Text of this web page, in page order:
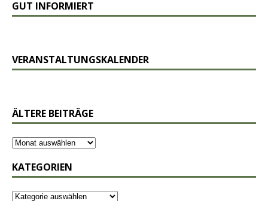
GUT INFORMIERT
VERANSTALTUNGSKALENDER
ÄLTERE BEITRÄGE
KATEGORIEN